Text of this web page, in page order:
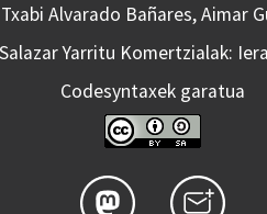
Alvarado Bañares,
Yarritu Komertzialak:
Codesyntaxek garatua